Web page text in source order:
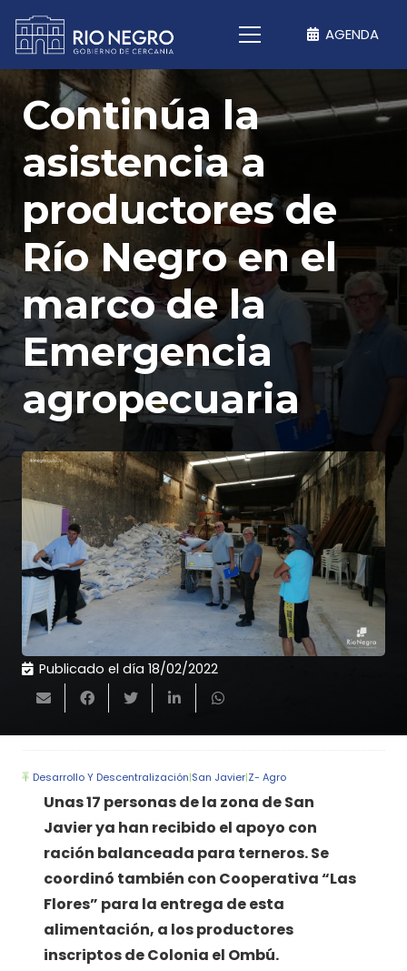
AGENDA
Continúa la
asistencia a
productores de
Río Negro en el
marco de la
Emergencia
agropecuaria
Publicado el día 18/02/2022
Desarrollo Y Descentralización|San Javier|Z- Agro
Unas 17 personas de la zona de San
Javier ya han recibido el apoyo con
ración balanceada para terneros. Se
coordinó también con Cooperativa “Las
Flores” para la entrega de esta
alimentación, a los productores
inscriptos de Colonia el Ombú.